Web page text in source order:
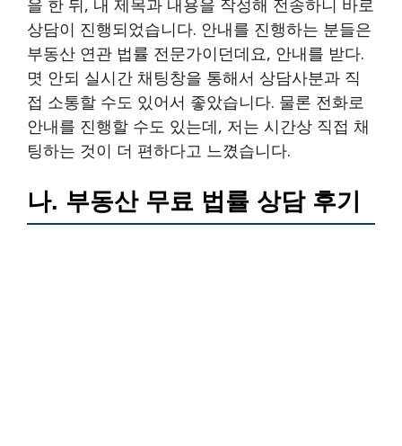
을 한 뒤, 내 제목과 내용을 작성해 전송하니 바로
상담이 진행되었습니다. 안내를 진행하는 분들은
부동산 연관 법률 전문가이던데요, 안내를 받다.
몃 안되 실시간 채팅창을 통해서 상담사분과 직
접 소통할 수도 있어서 좋았습니다. 물론 전화로
안내를 진행할 수도 있는데, 저는 시간상 직접 채
팅하는 것이 더 편하다고 느꼈습니다.
나. 부동산 무료 법률 상담 후기